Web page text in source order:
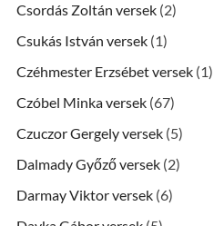
Csordás Zoltán versek (2)
Csukás István versek (1)
Czéhmester Erzsébet versek (1)
Czóbel Minka versek (67)
Czuczor Gergely versek (5)
Dalmady Győző versek (2)
Darmay Viktor versek (6)